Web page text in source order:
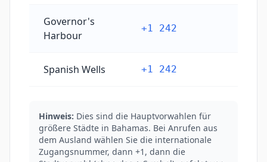
Governor's
Harbour
+1 242
Spanish Wells +1 242
Hinweis: Dies sind die Hauptvorwahlen für
größere Städte in Bahamas. Bei Anrufen aus
dem Ausland wählen Sie die internationale
Zugangsnummer, dann +1, dann die